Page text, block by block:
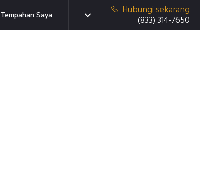
Tempahan Saya
Hubungi sekarang
(833) 314-7650